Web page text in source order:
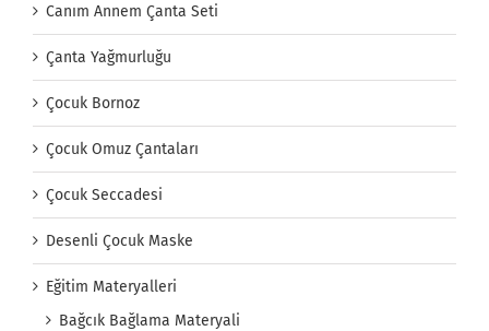
Canım Annem Çanta Seti
Çanta Yağmurluğu
Çocuk Bornoz
Çocuk Omuz Çantaları
Çocuk Seccadesi
Desenli Çocuk Maske
Eğitim Materyalleri
Bağcık Bağlama Materyali